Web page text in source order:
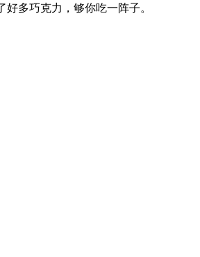
多巧克力，够你吃一阵子。